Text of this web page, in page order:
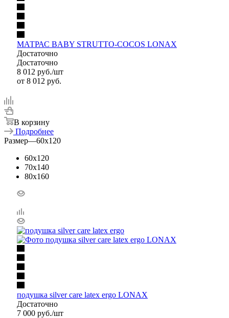
МАТРАС BABY STRUTTO-COCOS LONAX
Достаточно
Достаточно
8 012 руб./шт
от 8 012 руб.
В корзину
Подробнее
Размер—60x120
60x120
70x140
80x160
подушка silver care latex ergo LONAX
Достаточно
7 000 руб./шт